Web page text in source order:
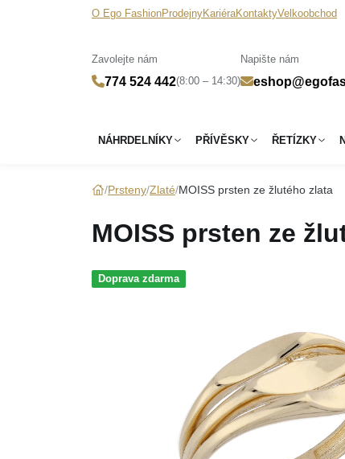
O Ego FashionProdejnyKariéraKontaktyVelkoobchod
Zavolejte nám
774 524 442(8:00 – 14:30)
Napište nám
NÁHRDELNÍKY PŘÍVĚSKY ŘETÍZKY
Prsteny Zlaté MOISS prsten ze žlutého zlata
MOISS prsten ze
Doprava zdarma